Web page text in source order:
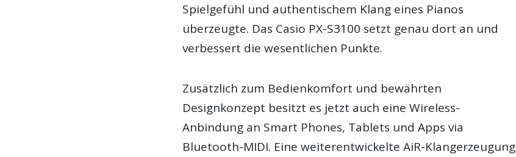
Spielgefühl und authentischem Klang eines Pianos
überzeugte. Das Casio PX-S3100 setzt genau dort an und
verbessert die wesentlichen Punkte.
Zusätzlich zum Bedienkomfort und bewährten
Designkonzept besitzt es jetzt auch eine Wireless-
Anbindung an Smart Phones, Tablets und Apps via
Bluetooth-MIDI. Eine weiterentwickelte AiR-Klangerzeugung